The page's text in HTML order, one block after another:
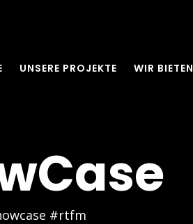
UNSERE PROJEKTE WIR BIETEN
#rtfm